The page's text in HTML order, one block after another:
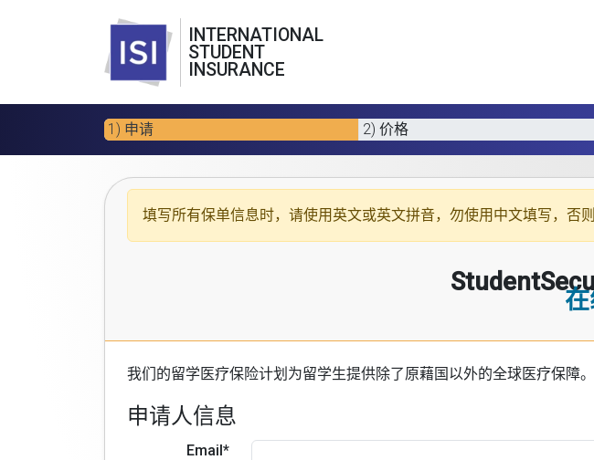
INTERNATIONAL
STUDENT
INSURANCE
1) 申请 2) 价格
填写所有保单信息时，请使用 英文或英文拼音，勿使用中文填写，否
我们的留学医疗保险计划 为留学生提供除了原藉国以外的全球医疗保障
申请人信息
Email*